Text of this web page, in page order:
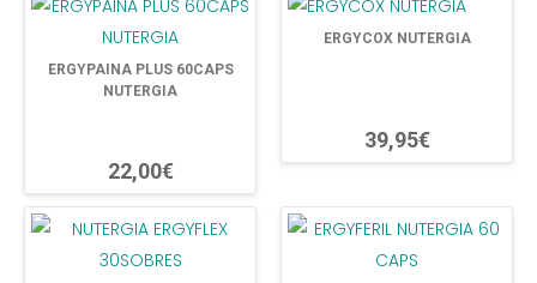
ERGYPAINA PLUS 60CAPS
NUTERGIA
22,00€
ERGYCOX NUTERGIA
39,95€